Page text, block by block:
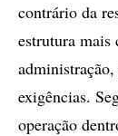
contrário da
estrutura mais
exigências.
operação